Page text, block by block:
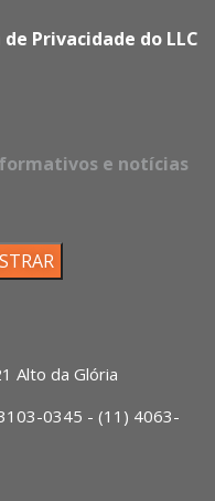
Privacidade do LLC
e notícias
Alto da Glória
0345 - (11) 4063-